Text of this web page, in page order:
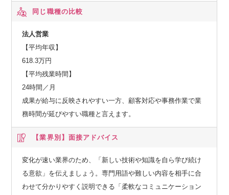
同じ職種の比較
法人営業
【平均年収】
618.3万円
【平均残業時間】
24時間／月
成果が給与に反映されやすい一方、顧客対応や事務作業で業
務時間が延びやすい職種と言えます。
【業界別】 面接アドバイス
変化が速い業界のため、「新しい技術や知識を自ら学び続け
る意欲」を伝えましょう。専門用語や難しい内容を相手に合
わせて分かりやすく説明できる「柔軟なコミュニケーション